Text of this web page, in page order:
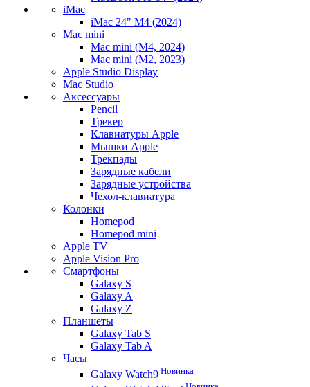
iMac
iMac 24" M4 (2024)
Mac mini
Mac mini (M4, 2024)
Mac mini (M2, 2023)
Apple Studio Display
Mac Studio
Аксессуары
Pencil
Трекер
Клавиатуры Apple
Мышки Apple
Трекпады
Зарядные кабели
Зарядные устройства
Чехол-клавиатура
Колонки
Homepod
Homepod mini
Apple TV
Apple Vision Pro
Смартфоны
Galaxy S
Galaxy A
Galaxy Z
Планшеты
Galaxy Tab S
Galaxy Tab A
Часы
Galaxy Watch9 Новинка